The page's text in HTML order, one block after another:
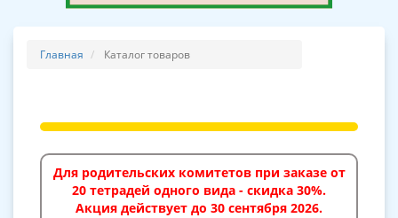
Главная Каталог товаров
Для родительских комитетов при заказе от
20 тетрадей одного вида - скидка 30%.
Акция действует до 30 сентября 2026.